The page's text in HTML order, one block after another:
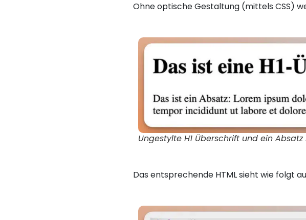
Ohne optische Gestaltung (mittels CSS)
Ungestylte H1 Überschrift und ein Absatz
Das entsprechende HTML sieht wie folgt